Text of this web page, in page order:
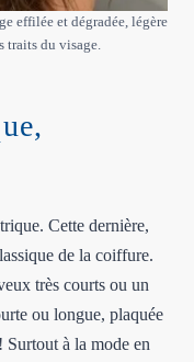
effilée et dégradée, légère
traits du visage.
Cette dernière,
de la coiffure.
très courts ou un
ou longue, plaquée
Surtout à la mode en